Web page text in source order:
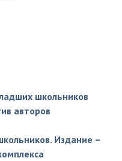
школьников
авторов
Издание –